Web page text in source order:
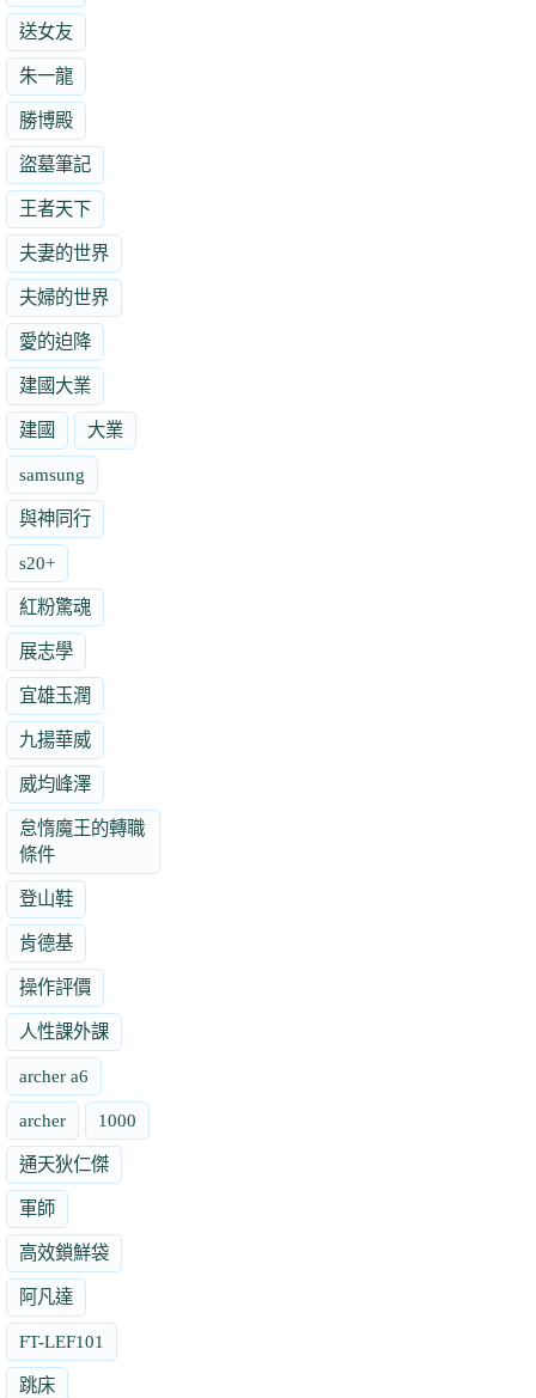
送女友
朱一龍
勝博殿
盜墓筆記
王者天下
夫妻的世界
夫婦的世界
愛的迫降
建國大業
建國 大業
samsung
與神同行
s20+
紅粉驚魂
展志學
宜雄玉潤
九揚華威
威均峰澤
怠惰魔王的轉職
條件
登山鞋
肯德基
操作評價
人性課外課
archer a6
archer 1000
通天狄仁傑
軍師
高效鎖鮮袋
阿凡達
FT-LEF101
跳床